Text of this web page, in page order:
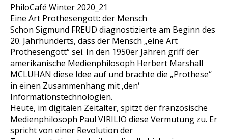
PhiloCafé Winter 2020_21
Eine Art Prothesengott: der Mensch
Schon Sigmund FREUD diagnostizierte am Beginn des
20. Jahrhunderts, dass der Mensch „eine Art
Prothesengott“ sei. In den 1950er Jahren griff der
amerikanische Medienphilosoph Herbert Marshall
MCLUHAN diese Idee auf und brachte die „Prothese“
in einen Zusammenhang mit ‚den‘
Informationstechnologien.
Heute, im digitalen Zeitalter, spitzt der französische
Medienphilosoph Paul VIRILIO diese Vermutung zu. Er
spricht von einer Revolution der